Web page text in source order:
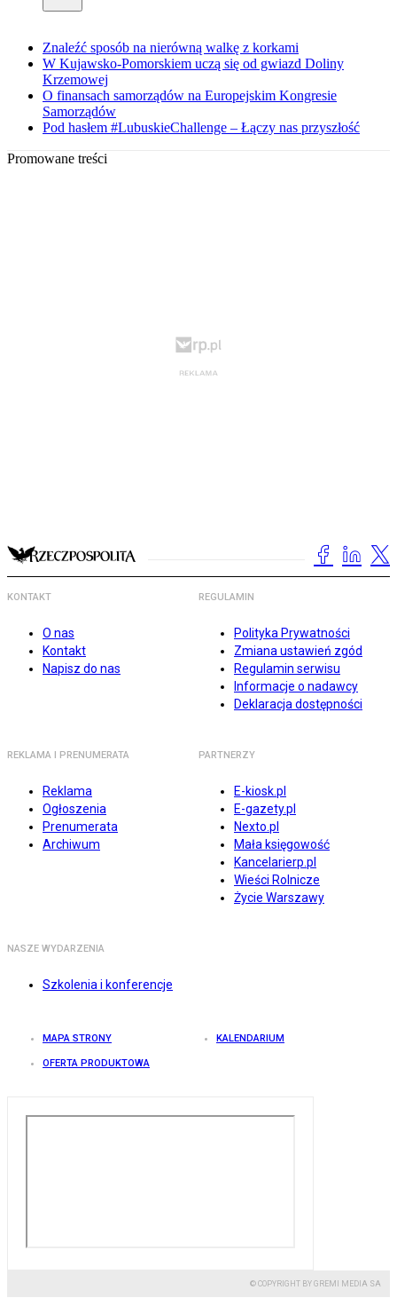
Znaleźć sposób na nierówną walkę z korkami
W Kujawsko-Pomorskiem uczą się od gwiazd Doliny
Krzemowej
O finansach samorządów na Europejskim Kongresie
Samorządów
Pod hasłem #LubuskieChallenge – Łączy nas przyszłość
Promowane treści
KONTAKT
O nas
Kontakt
Napisz do nas
REGULAMIN
Polityka Prywatności
Zmiana ustawień zgód
Regulamin serwisu
Informacje o nadawcy
Deklaracja dostępności
REKLAMA I PRENUMERATA
Reklama
Ogłoszenia
Prenumerata
Archiwum
PARTNERZY
E-kiosk.pl
E-gazety.pl
Nexto.pl
Mała księgowość
Kancelarierp.pl
Wieści Rolnicze
Życie Warszawy
NASZE WYDARZENIA
Szkolenia i konferencje
MAPA STRONY KALENDARIUM
OFERTA PRODUKTOWA
© COPYRIGHT BY GREMI MEDIA SA